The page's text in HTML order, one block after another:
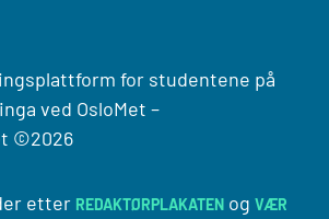
for studentene på
ved OsloMet –
©2026
etter REDAKTØRPLAKATEN og VÆR